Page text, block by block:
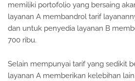
memiliki portofolio yang bersaing
layanan A membandrol tarif
dan untuk penyedia layanan B
700 ribu.
Selain mempunyai tarif yang sedikit
layanan A memberikan kelebihan